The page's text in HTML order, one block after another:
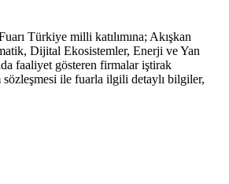
Türkiye milli katılımına; Akışkan
Dijital Ekosistemler, Enerji ve Yan
faaliyet gösteren firmalar iştirak
sözleşmesi ile fuarla ilgili detaylı bilgiler,